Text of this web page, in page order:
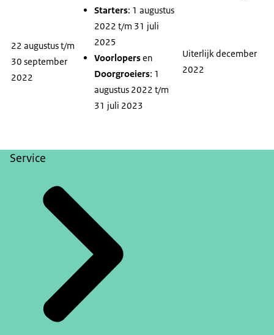
22 augustus t/m
30 september
2022
Starters: 1 augustus
2022 t/m 31 juli
2025
Voorlopersen
Doorgroeiers: 1
augustus 2022 t/m
31 juli 2023
Uiterlijk december
2022
Service